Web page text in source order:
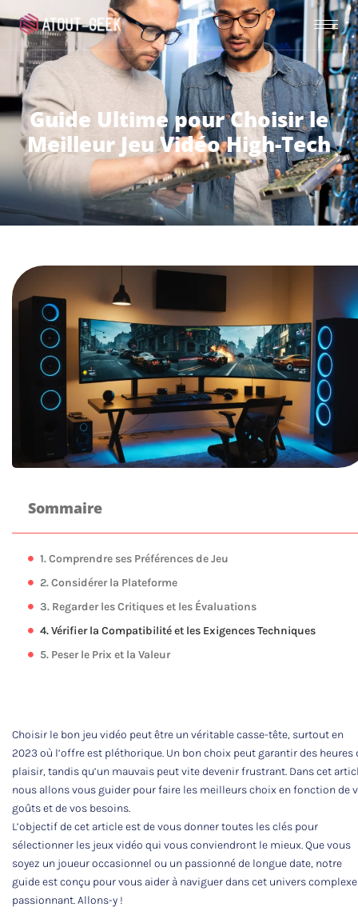
Guide Ultime pour Choisir le
Meilleur Jeu Vidéo High-Tech
Sommaire
1. Comprendre ses Préférences de Jeu
2. Considérer la Plateforme
3. Regarder les Critiques et les Évaluations
4. Vérifier la Compatibilité et les Exigences Techniques
5. Peser le Prix et la Valeur
Choisir le bon jeu vidéo peut être un véritable casse-tête, surtout en
2023 où l’offre est pléthorique. Un bon choix peut garantir des heures
plaisir, tandis qu’un mauvais peut vite devenir frustrant. Dans cet
nous allons vous guider pour faire les meilleurs choix en fonction de
goûts et de vos besoins.
L’objectif de cet article est de vous donner toutes les clés pour
sélectionner les jeux vidéo qui vous conviendront le mieux. Que vous
soyez un joueur occasionnel ou un passionné de longue date, notre
guide est conçu pour vous aider à naviguer dans cet univers
passionnant. Allons-y !